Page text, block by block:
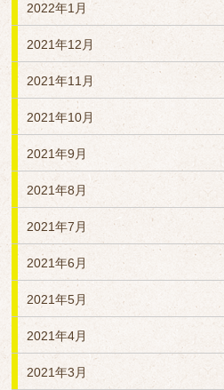
2022年1月
2021年12月
2021年11月
2021年10月
2021年9月
2021年8月
2021年7月
2021年6月
2021年5月
2021年4月
2021年3月